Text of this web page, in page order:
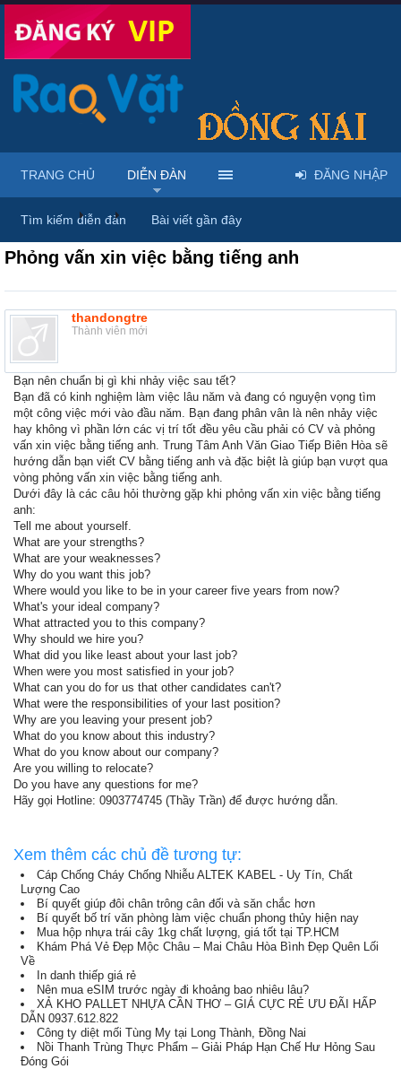
Diễn đàn ... Rao vặt tổng hợp - Uy tín - Miễn phí
Phỏng vấn xin việc bằng tiếng anh
thandongtre
Thành viên mới
Bạn nên chuẩn bị gì khi nhảy việc sau tết?
Bạn đã có kinh nghiệm làm việc lâu năm và đang có nguyện vọng tìm
một công việc mới vào đầu năm. Bạn đang phân vân là nên nhảy việc
hay không vì phần lớn các vị trí tốt đều yêu cầu phải có CV và phỏng
vấn xin việc bằng tiếng anh. Trung Tâm Anh Văn Giao Tiếp Biên Hòa sẽ
hướng dẫn bạn viết CV bằng tiếng anh và đặc biệt là giúp bạn vượt qua
vòng phỏng vấn xin việc bằng tiếng anh.
Dưới đây là các câu hỏi thường gặp khi phỏng vấn xin việc bằng tiếng
anh:
Tell me about yourself.
What are your strengths?
What are your weaknesses?
Why do you want this job?
Where would you like to be in your career five years from now?
What's your ideal company?
What attracted you to this company?
Why should we hire you?
What did you like least about your last job?
When were you most satisfied in your job?
What can you do for us that other candidates can't?
What were the responsibilities of your last position?
Why are you leaving your present job?
What do you know about this industry?
What do you know about our company?
Are you willing to relocate?
Do you have any questions for me?
Hãy gọi Hotline: 0903774745 (Thầy Trần) để được hướng dẫn.
Xem thêm các chủ đề tương tự:
Cáp Chống Cháy Chống Nhiễu ALTEK KABEL - Uy Tín, Chất
Lượng Cao
Bí quyết giúp đôi chân trông cân đối và săn chắc hơn
Bí quyết bố trí văn phòng làm việc chuẩn phong thủy hiện nay
Mua hộp nhựa trái cây 1kg chất lượng, giá tốt tại TP.HCM
Khám Phá Vẻ Đẹp Mộc Châu – Mai Châu Hòa Bình Đẹp Quên Lối
Về
In danh thiếp giá rẻ
Nên mua eSIM trước ngày đi khoảng bao nhiêu lâu?
XẢ KHO PALLET NHỰA CẦN THƠ – GIÁ CỰC RẺ ƯU ĐÃI HẤP
DẪN 0937.612.822
Công ty diệt mối Tùng My tại Long Thành, Đồng Nai
Nồi Thanh Trùng Thực Phẩm – Giải Pháp Hạn Chế Hư Hỏng Sau
Đóng Gói
TRANG CHỦ DIỄN ĐÀN
Tìm kiếm diễn đàn Bài viết gần đây
ĐĂNG NHẬP